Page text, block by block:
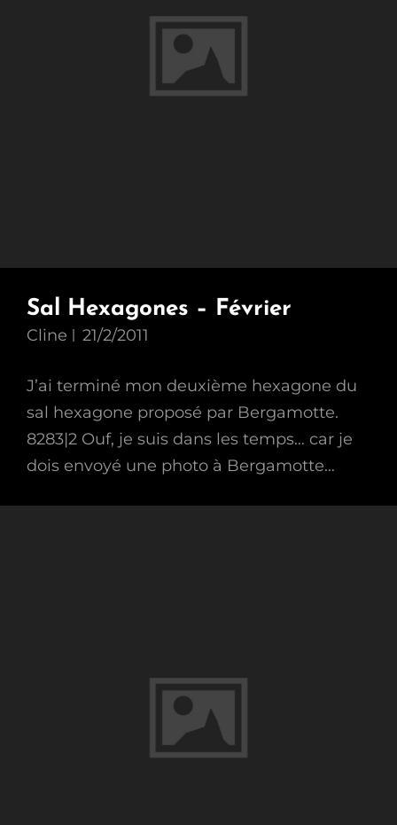
Sal Hexagones – Février
Cline 21/2/2011
J’ai terminé mon deuxième hexagone du
sal hexagone proposé par Bergamotte.
8283|2 Ouf, je suis dans les temps… car je
dois envoyé une photo à Bergamotte…